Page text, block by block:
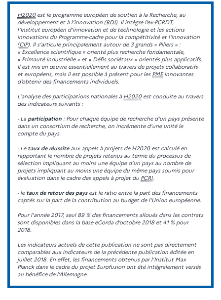
H2020est le programme européen de soutien à la Recherche, au
développement et à l’innovation (RDI). Il intègre l’ex-PCRDT,
l’Institut européen d’innovation et de technologie et les actions
innovations du Programme-cadre pour la compétitivité et l'innovation
(CIP). Il s’articule principalement autour de 3 grands « Piliers » :
« Excellence scientifique » orienté plus recherche fondamentale,
« Primauté industrielle » et « Défis sociétaux » orientés plus applicatifs.
Il est mis en œuvre essentiellement au travers de projets collaboratifs
et européens, mais il est possible à présent pour les PMEinnovantes
d’obtenir des financements individuels.
L’analyse des participations nationales à H2020est conduite au travers
des indicateurs suivants :
- La participation : Pour chaque équipe de recherche d’un pays présente
dans un consortium de recherche, on incrémente d’une unité le
compte du pays.
- Le taux de réussiteaux appels à projets de H2020est calculé en
rapportant le nombre de projets retenus au terme du processus de
sélection impliquant au moins une équipe d’un pays au nombre de
projets impliquant au moins une équipe du même pays soumis pour
évaluation dans le cadre des appels à projet du PCRI.
- le taux de retour des paysest le ratio entre la part des financements
captés sur la part de la contribution au budget de l’Union européenne.
Pour l’année 2017, seul 89 % des financements alloués dans les contrats
sont disponibles dans la base eCorda d’octobre 2018 et 41 % pour
2018.
Les indicateurs actuels de cette publication ne sont pas directement
comparables aux indicateurs de la précédente publication éditée en
juillet 2018. En effet, les financements obtenus par l’Institut Max
Planck dans le cadre du projet Eurofusion ont été intégralement versés
au bénéfice de l’Allemagne.